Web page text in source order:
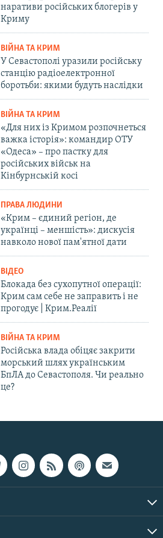
наративи російських блогерів у
Криму
ВІЙНА ТА КРИМ
У Севастополі уразили російську
станцію радіоелектронної
боротьби: якими будуть наслідки
ВІЙНА ТА КРИМ
«Для них із Кримом розпочнеться
важка історія»: командир ОТУ
«Одеса» – про пастку для
російських військ на
Кінбурнській косі
ПРАВА ЛЮДИНИ
«Крим – єдиний регіон, де
українці – меншість»: дискусія
навколо нової пам'ятної дати
ВІДЕО
Блокада без сухопутної операції:
Крим сам себе не заправить і не
прогодує | Крим.Реалії
ВІЙНА ТА КРИМ
Російська влада обіцяє закрити
морський шлях українським
БпЛА до Севастополя. Чи реально
це?